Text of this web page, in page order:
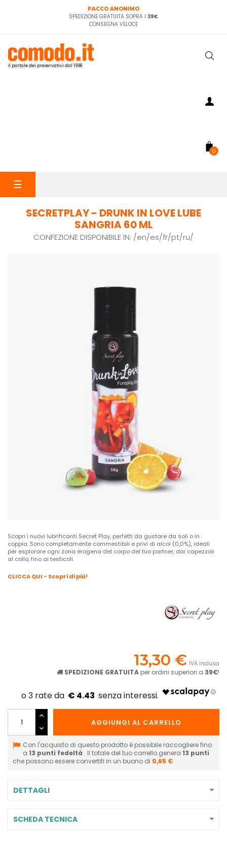
PACCO ANONIMO
SPEDIZIONE GRATUITA SOPRA I 39€
CONSEGNA VELOCE
il portale dei preservativi dal 1998
0
navigazione
☰
SECRETPLAY - DRUNK IN LOVE LUBE
SANGRIA 60 ML
CONFEZIONE DISPONIBILE IN: /en/es/fr/pt/ru/
Scopri i nuovi lubrificanti Secret Play, perfetti da gustare da soli o in
coppia. Sono completamente commestibili e privi di alcol (0,0%), ideali
per esplorare ogni zona erogena del corpo del tuo partner, dai capezzoli
al collo, fino ai testicoli.
CLICCA QUI - Scopri di più!
13,30 € IVA inclusa
SPEDIZIONE GRATUITA per ordini superiori a 39€!
€ 4.43
AGGIUNGI AL CARRELLO
Con l'acquisto di questo prodotto è possibile raccogliere fino
a 13 punti fedeltà . Il totale del tuo carrello genera 13 punti
che possono essere convertiti in un buono di 0,65 €.
DETTAGLI
SCHEDA TECNICA